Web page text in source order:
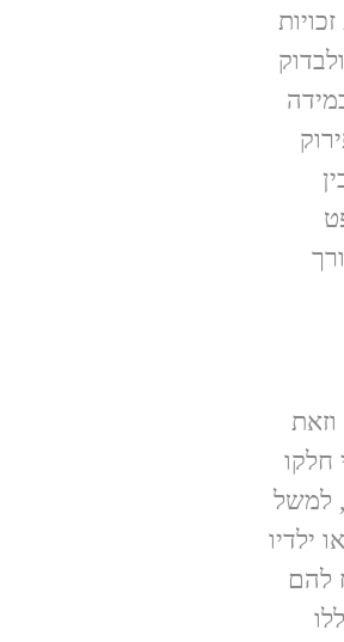
חלקו
למשל
ילדיו
להם